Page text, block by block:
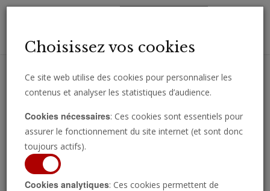
importantes directement par e-mail.
Choisissez vos cookies
Ce site web utilise des cookies pour personnaliser les
contenus et analyser les statistiques d’audience.
Cookies nécessaires: Ces cookies sont essentiels pour
assurer le fonctionnement du site internet (et sont donc
toujours actifs).
Cookies analytiques: Ces cookies permettent de